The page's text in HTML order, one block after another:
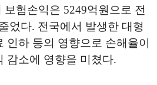
험손익은 5249억원으로 전
었다. 전국에서 발생한 대형
인하 등의 영향으로 손해율이
감소에 영향을 미쳤다.